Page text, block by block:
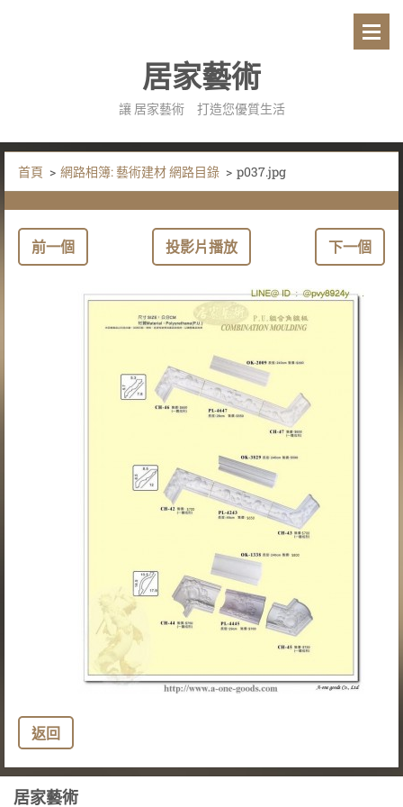
居家藝術
讓 居家藝術 打造您優質生活
首頁 > 網路相簿: 藝術建材 網路目錄 > p037.jpg
前一個 投影片播放 下一個
返回
居家藝術